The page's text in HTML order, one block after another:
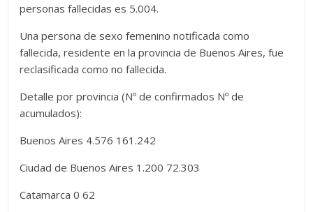
personas fallecidas es 5.004.
Una persona de sexo femenino notificada como
fallecida, residente en la provincia de Buenos Aires, fue
reclasificada como no fallecida.
Detalle por provincia (Nº de confirmados Nº de
acumulados):
Buenos Aires 4.576 161.242
Ciudad de Buenos Aires 1.200 72.303
Catamarca 0 62